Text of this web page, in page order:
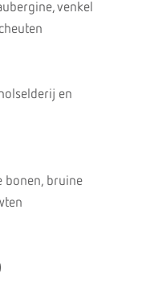
venkel
en
bonen, bruine